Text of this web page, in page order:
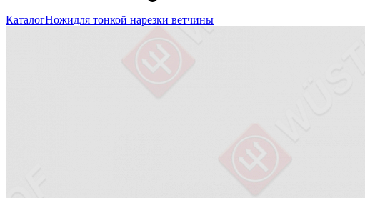
КаталогНожидля тонкой нарезки ветчины